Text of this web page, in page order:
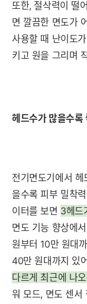
또한, 절삭력이 떨
면 깔끔한 면도가
사용할 때 난이 도
키고 원을 그리며
헤드수가 많을수록
전기면도기에서
을수록 피부 밀착
이터를 보면 3헤드
면도 기능 향상에
원부터 10만 원대
40만 원대까지 있
다르게 최근에 나
워모드, 면도 센서